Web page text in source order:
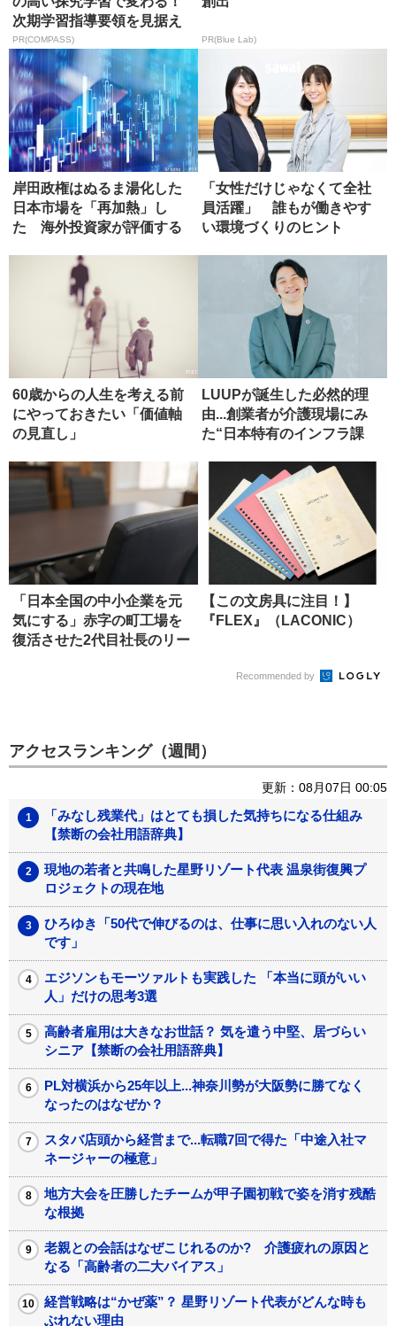
次期学習指導要領を見据え
た...
PR(COMPASS) PR(Blue Lab)
岸田政権はぬるま湯化した
日本市場を「再加熱」し
た 海外投資家が評価する
「女性だけじゃなくて全社
員活躍」 誰もが働きやす
い環境づくりのヒント
60歳からの人生を考える前
にやっておきたい「価値軸
の見直し」
LUUPが誕生した必然的理
由...創業者が介護現場にみ
た“日本特有のインフラ課
「日本全国の中小企業を元
気にする」赤字の町工場を
復活させた2代目社長のリー
【この文房具に注目！】
『FLEX』（LACONIC）
Recommended by
アクセスランキング（週間）
更新：08月07日 00:05
「みなし残業代」はとても損した気持ちになる仕組み
【禁断の会社用語辞典】
現地の若者と共鳴した星野リゾート代表 温泉街復興プ
ロジェクトの現在地
ひろゆき「50代で伸びるのは、仕事に思い入れのない人
です」
エジソンもモーツァルトも実践した 「本当に頭がいい
人」だけの思考3選
高齢者雇用は大きなお世話？ 気を遣う中堅、居づらい
シニア【禁断の会社用語辞典】
PL対横浜から25年以上...神奈川勢が大阪勢に勝てなく
なったのはなぜか？
スタバ店頭から経営まで...転職7回で得た「中途入社マ
ネージャーの極意」
地方大会を圧勝したチームが甲子園初戦で姿を消す残酷
な根拠
老親との会話はなぜこじれるのか? 介護疲れの原因と
なる「高齢者の二大バイアス」
経営戦略は“かぜ薬”？ 星野リゾート代表がどんな時も
ぶれない理由